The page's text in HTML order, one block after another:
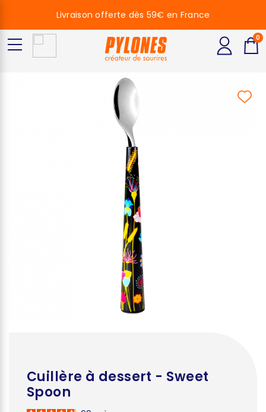
Cuillère à dessert - Sweet
Spoon
Livraison offerte dès 59€ en France
0